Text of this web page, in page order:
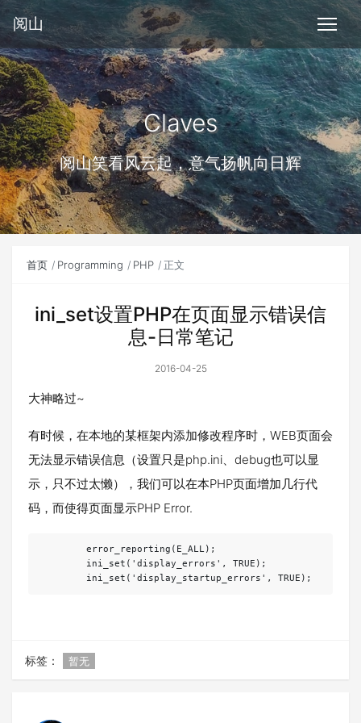
阅山
Claves
阅山笑看风云起，意气扬帆向日辉
首页 Programming PHP 正文
ini_set设置PHP在页面显示错误信
息-日常笔记
2016-04-25
大神略过~
有时候，在本地的某框架内添加修改程序时，WEB页面会
无法显示错误信息（设置只是php.ini、debug也可以显
示，只不过太懒），我们可以在本PHP页面增加几行代
码，而使得页面显示PHP Error.
        error_reporting(E_ALL);
        ini_set('display_errors', TRUE);
        ini_set('display_startup_errors', TRUE);
标签： 暂无